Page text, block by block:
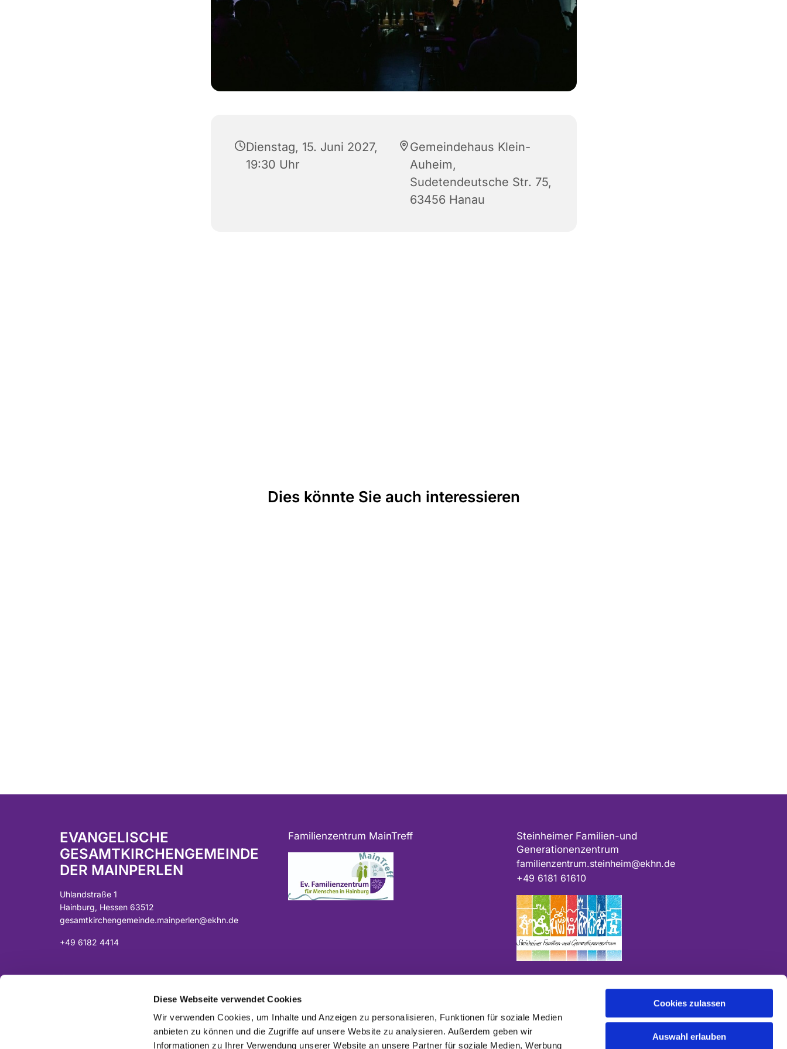
Diese Webseite verwendet Cookies
Wir verwenden Cookies, um Inhalte und Anzeigen zu personalisieren, Funktionen für soziale Medien
anbieten zu können und die Zugriffe auf unsere Website zu analysieren. Außerdem geben wir
Informationen zu Ihrer Verwendung unserer Website an unsere Partner für soziale Medien, Werbung
Cookies zulassen
Auswahl erlauben
Dienstag, 15. Juni 2027,
19:30 Uhr
Gemeindehaus Klein-
Auheim,
Sudetendeutsche Str. 75,
63456 Hanau
Dies könnte Sie auch interessieren
EVANGELISCHE
GESAMTKIRCHENGEMEINDE
DER MAINPERLEN
Uhlandstraße 1
Hainburg, Hessen 63512
gesamtkirchengemeinde.mainperlen@ekhn.de
+49 6182 4414
Spendenkonto:
DE07 5065 2124 0001 0040 43
Sparkasse Langen-Seligenstadt
Familienzentrum MainTreff
ggf. das Projekt und/oder die Kirchengemeinde an.
Steinheimer Familien-und
Generationenzentrum
familienzentrum.steinheim@ekhn.de
+49 6181 61610